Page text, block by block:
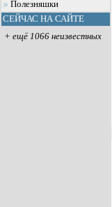
Полезняшки
СЕЙЧАС НА САЙТЕ
+ ещё 1066 неизвестных